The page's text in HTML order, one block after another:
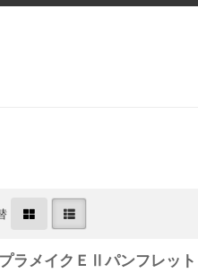
プラメイクＥⅡパンフレット